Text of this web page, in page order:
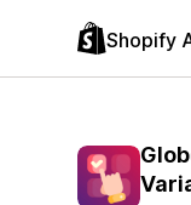
Shopify